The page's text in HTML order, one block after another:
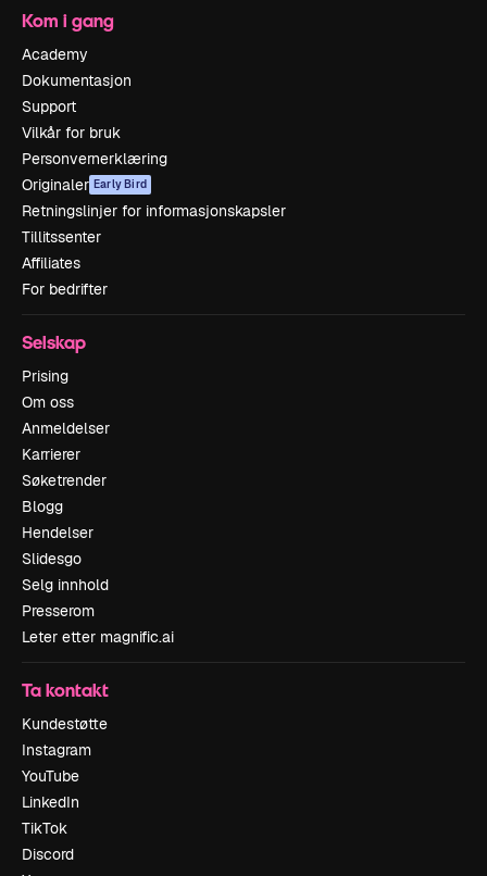
Kom i gang
Academy
Dokumentasjon
Support
Vilkår for bruk
Personvernerklæring
Originaler Early Bird
Retningslinjer for informasjonskapsler
Tillitssenter
Affiliates
For bedrifter
Selskap
Prising
Om oss
Anmeldelser
Karrierer
Søketrender
Blogg
Hendelser
Slidesgo
Selg innhold
Presserom
Leter etter magnific.ai
Ta kontakt
Kundestøtte
Instagram
YouTube
LinkedIn
TikTok
Discord